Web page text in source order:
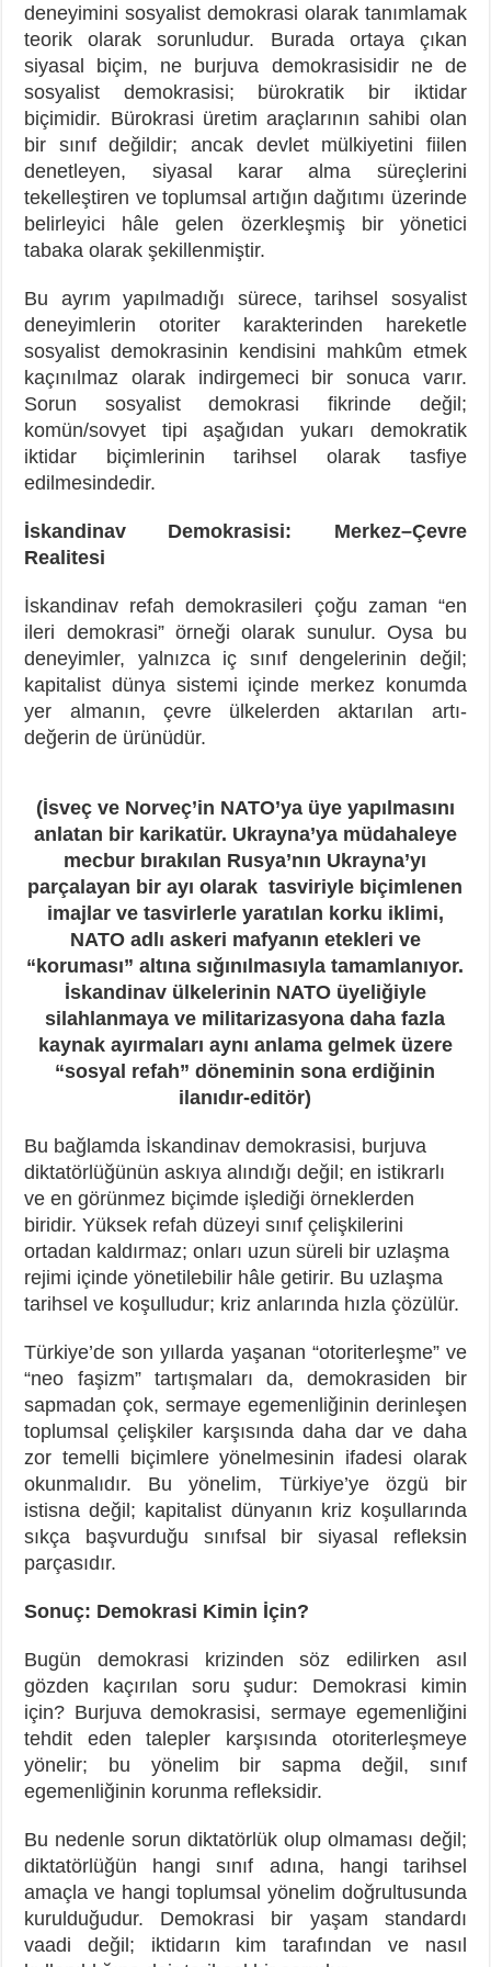
deneyimini sosyalist demokrasi olarak tanımlamak
teorik olarak sorunludur. Burada ortaya çıkan
siyasal biçim, ne burjuva demokrasisidir ne de
sosyalist demokrasisi; bürokratik bir iktidar
biçimidir. Bürokrasi üretim araçlarının sahibi olan
bir sınıf değildir; ancak devlet mülkiyetini fiilen
denetleyen, siyasal karar alma süreçlerini
tekelleştiren ve toplumsal artığın dağıtımı üzerinde
belirleyici hâle gelen özerkleşmiş bir yönetici
tabaka olarak şekillenmiştir.
Bu ayrım yapılmadığı sürece, tarihsel sosyalist
deneyimlerin otoriter karakterinden hareketle
sosyalist demokrasinin kendisini mahkûm etmek
kaçınılmaz olarak indirgemeci bir sonuca varır.
Sorun sosyalist demokrasi fikrinde değil;
komün/sovyet tipi aşağıdan yukarı demokratik
iktidar biçimlerinin tarihsel olarak tasfiye
edilmesindedir.
İskandinav Demokrasisi: Merkez–Çevre
Realitesi
İskandinav refah demokrasileri çoğu zaman “en
ileri demokrasi” örneği olarak sunulur. Oysa bu
deneyimler, yalnızca iç sınıf dengelerinin değil;
kapitalist dünya sistemi içinde merkez konumda
yer almanın, çevre ülkelerden aktarılan artı-
değerin de ürünüdür.
(İsveç ve Norveç’in NATO’ya üye yapılmasını
anlatan bir karikatür. Ukrayna’ya müdahaleye
mecbur bırakılan Rusya’nın Ukrayna’yı
parçalayan bir ayı olarak tasviriyle biçimlenen
imajlar ve tasvirlerle yaratılan korku iklimi,
NATO adlı askeri mafyanın etekleri ve
“koruması” altına sığınılmasıyla tamamlanıyor.
İskandinav ülkelerinin NATO üyeliğiyle
silahlanmaya ve militarizasyona daha fazla
kaynak ayırmaları aynı anlama gelmek üzere
“sosyal refah” döneminin sona erdiğinin
ilanıdır-editör)
Bu bağlamda İskandinav demokrasisi, burjuva
diktatörlüğünün askıya alındığı değil; en istikrarlı
ve en görünmez biçimde işlediği örneklerden
biridir. Yüksek refah düzeyi sınıf çelişkilerini
ortadan kaldırmaz; onları uzun süreli bir uzlaşma
rejimi içinde yönetilebilir hâle getirir. Bu uzlaşma
tarihsel ve koşulludur; kriz anlarında hızla çözülür.
Türkiye’de son yıllarda yaşanan “otoriterleşme” ve
“neo faşizm” tartışmaları da, demokrasiden bir
sapmadan çok, sermaye egemenliğinin derinleşen
toplumsal çelişkiler karşısında daha dar ve daha
zor temelli biçimlere yönelmesinin ifadesi olarak
okunmalıdır. Bu yönelim, Türkiye’ye özgü bir
istisna değil; kapitalist dünyanın kriz koşullarında
sıkça başvurduğu sınıfsal bir siyasal refleksin
parçasıdır.
Sonuç: Demokrasi Kimin İçin?
Bugün demokrasi krizinden söz edilirken asıl
gözden kaçırılan soru şudur: Demokrasi kimin
için? Burjuva demokrasisi, sermaye egemenliğini
tehdit eden talepler karşısında otoriterleşmeye
yönelir; bu yönelim bir sapma değil, sınıf
egemenliğinin korunma refleksidir.
Bu nedenle sorun diktatörlük olup olmaması değil;
diktatörlüğün hangi sınıf adına, hangi tarihsel
amaçla ve hangi toplumsal yönelim doğrultusunda
kurulduğudur. Demokrasi bir yaşam standardı
vaadi değil; iktidarın kim tarafından ve nasıl